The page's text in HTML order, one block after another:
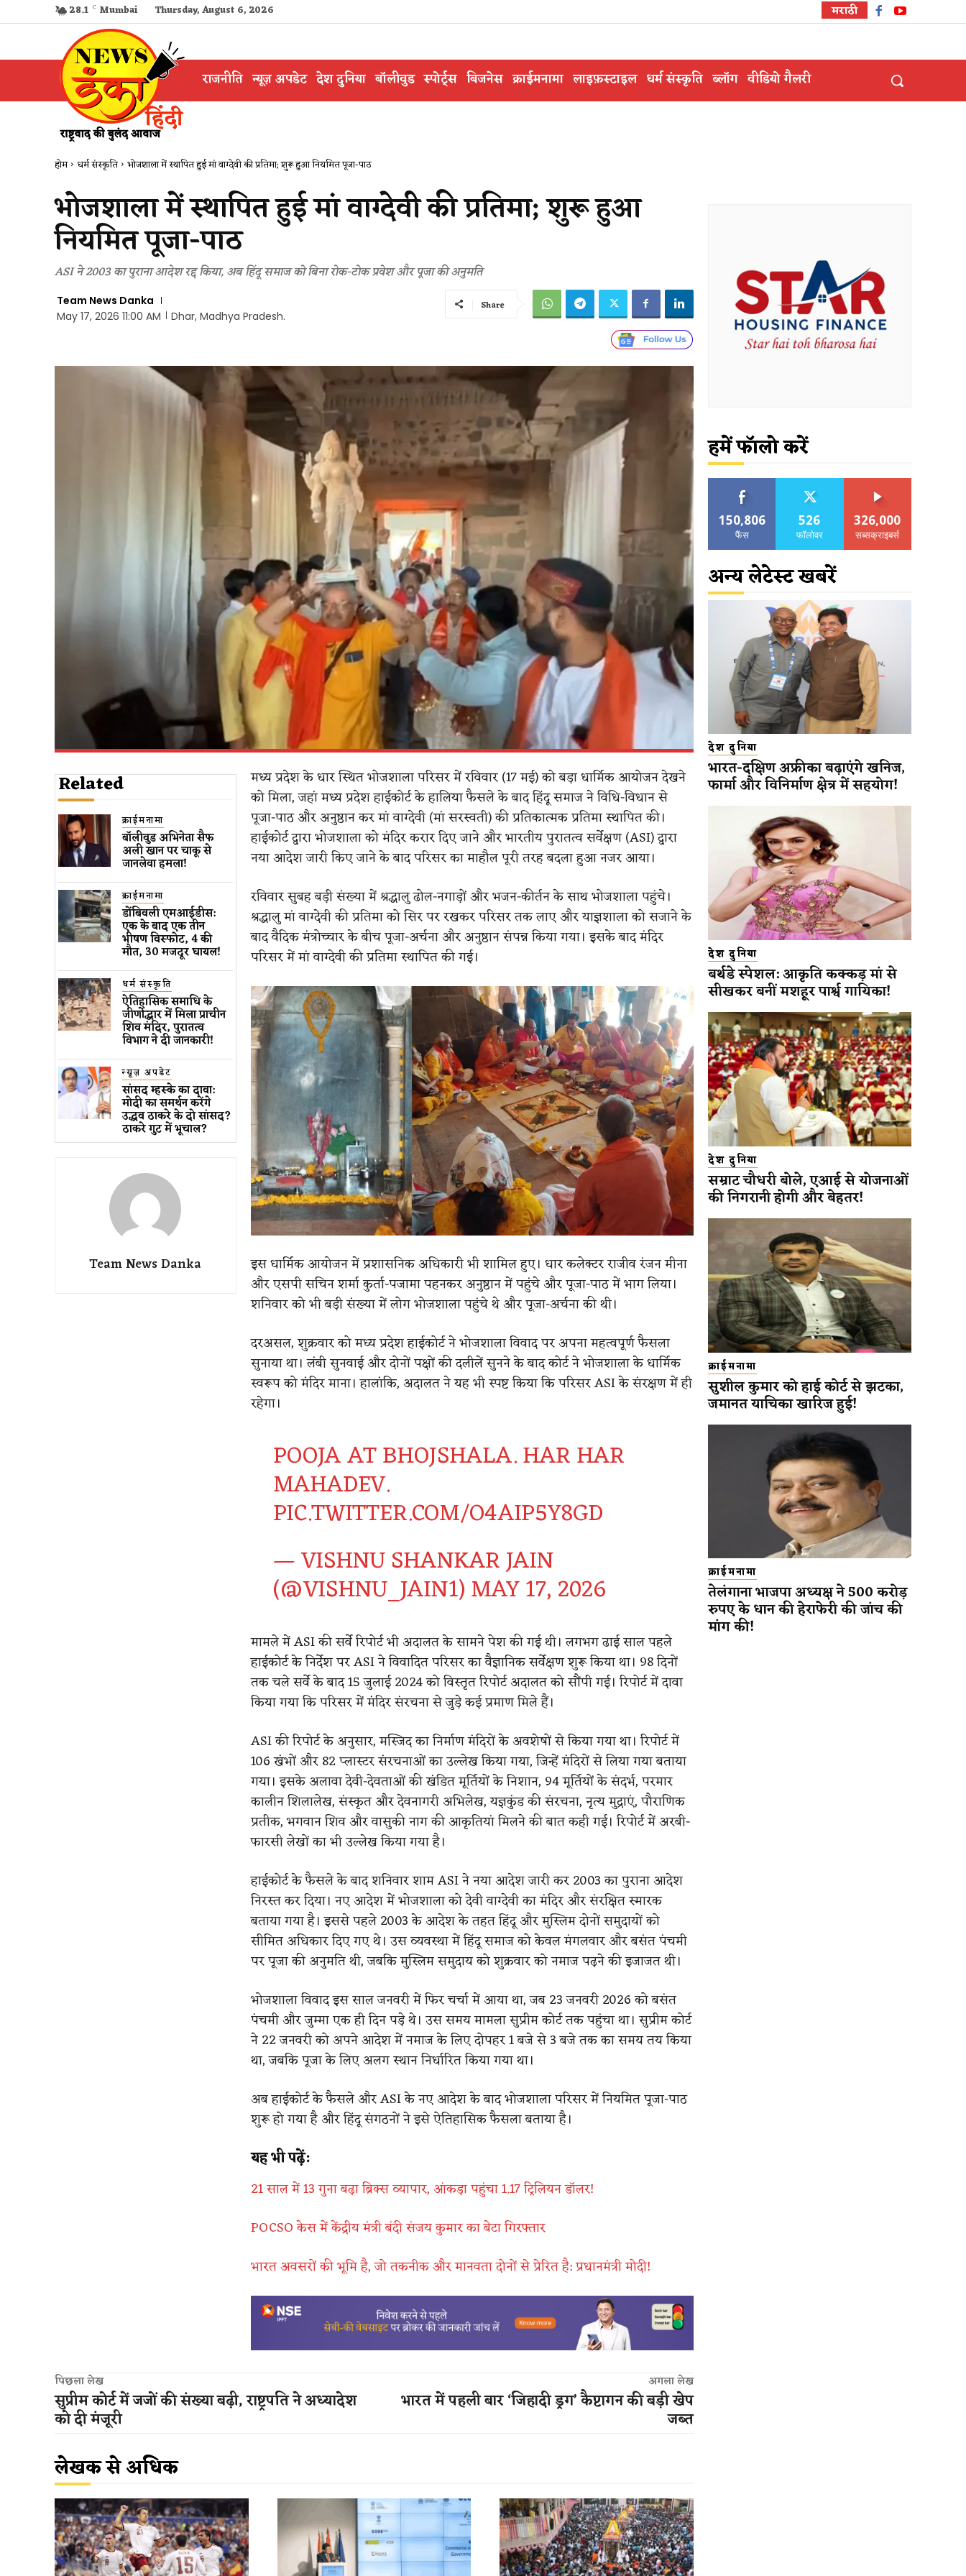
28.1 C Mumbai Thursday, August 6, 2026 मराठी
राजनीति न्यूज़ अपडेट देश दुनिया बॉलीवुड स्पोर्ट्स बिजनेस क्राईमनामा लाइफ़स्टाइल धर्म संस्कृति ब्लॉग वीडियो गैलरी
होम धर्म संस्कृति भोजशाला में स्थापित हुई मां वाग्देवी की प्रतिमा; शुरू हुआ नियमित पूजा-पाठ
भोजशाला में स्थापित हुई मां वाग्देवी की प्रतिमा; शुरू हुआ
नियमित पूजा-पाठ
ASI ने 2003 का पुराना आदेश रद्द किया, अब हिंदू समाज को बिना रोक-टोक प्रवेश और पूजा की अनुमति
Team News Danka
May 17, 2026 11:00 AM
Dhar, Madhya Pradesh.
Share
Related
क्राईमनामा
बॉलीवुड​ अभिनेता सैफ
अली खान पर चाकू से ​
जानलेवा हमला​!
क्राईमनामा
डोंबिवली एमआईडीस:
एक के बाद एक तीन
भीषण विस्फोट, 4 की
मौत, 30 मजदूर घायल!
धर्म संस्कृति
ऐतिहासिक समाधि के
जीर्णोद्धार में मिला प्राचीन
शिव मंदिर, पुरातत्व
विभाग ने दी जानकारी!
न्यूज़ अपडेट
सांसद म्हस्के का दावा:
मोदी का समर्थन करेंगे
उद्धव ठाकरे के दो सांसद?
ठाकरे गुट में भूचाल?
Team News Danka
मध्य प्रदेश के धार स्थित भोजशाला परिसर में रविवार (17 मई) को बड़ा धार्मिक आयोजन देखने
को मिला, जहां मध्य प्रदेश हाईकोर्ट के हालिया फैसले के बाद हिंदू समाज ने विधि-विधान से
पूजा-पाठ और अनुष्ठान कर मां वाग्देवी (मां सरस्वती) की प्रतिकात्मक प्रतिमा स्थापित की।
हाईकोर्ट द्वारा भोजशाला को मंदिर करार दिए जाने और भारतीय पुरातत्व सर्वेक्षण (ASI) द्वारा
नया आदेश जारी किए जाने के बाद परिसर का माहौल पूरी तरह बदला हुआ नजर आया।
रविवार सुबह बड़ी संख्या में श्रद्धालु ढोल-नगाड़ों और भजन-कीर्तन के साथ भोजशाला पहुंचे।
श्रद्धालु मां वाग्देवी की प्रतिमा को सिर पर रखकर परिसर तक लाए और याज्ञशाला को सजाने के
बाद वैदिक मंत्रोच्चार के बीच पूजा-अर्चना और अनुष्ठान संपन्न किया गया। इसके बाद मंदिर
परिसर में मां वाग्देवी की प्रतिमा स्थापित की गई।
इस धार्मिक आयोजन में प्रशासनिक अधिकारी भी शामिल हुए। धार कलेक्टर राजीव रंजन मीना
और एसपी सचिन शर्मा कुर्ता-पजामा पहनकर अनुष्ठान में पहुंचे और पूजा-पाठ में भाग लिया।
शनिवार को भी बड़ी संख्या में लोग भोजशाला पहुंचे थे और पूजा-अर्चना की थी।
दरअसल, शुक्रवार को मध्य प्रदेश हाईकोर्ट ने भोजशाला विवाद पर अपना महत्वपूर्ण फैसला
सुनाया था। लंबी सुनवाई और दोनों पक्षों की दलीलें सुनने के बाद कोर्ट ने भोजशाला के धार्मिक
स्वरूप को मंदिर माना। हालांकि, अदालत ने यह भी स्पष्ट किया कि परिसर ASI के संरक्षण में ही
रहेगा।
POOJA AT BHOJSHALA. HAR HAR
MAHADEV.
PIC.TWITTER.COM/O4AIP5Y8GD
— VISHNU SHANKAR JAIN
(@VISHNU_JAIN1)MAY 17, 2026
मामले में ASI की सर्वे रिपोर्ट भी अदालत के सामने पेश की गई थी। लगभग ढाई साल पहले
हाईकोर्ट के निर्देश पर ASI ने विवादित परिसर का वैज्ञानिक सर्वेक्षण शुरू किया था। 98 दिनों
तक चले सर्वे के बाद 15 जुलाई 2024 को विस्तृत रिपोर्ट अदालत को सौंपी गई। रिपोर्ट में दावा
किया गया कि परिसर में मंदिर संरचना से जुड़े कई प्रमाण मिले हैं।
ASI की रिपोर्ट के अनुसार, मस्जिद का निर्माण मंदिरों के अवशेषों से किया गया था। रिपोर्ट में
106 खंभों और 82 प्लास्टर संरचनाओं का उल्लेख किया गया, जिन्हें मंदिरों से लिया गया बताया
गया। इसके अलावा देवी-देवताओं की खंडित मूर्तियों के निशान, 94 मूर्तियों के संदर्भ, परमार
कालीन शिलालेख, संस्कृत और देवनागरी अभिलेख, यज्ञकुंड की संरचना, नृत्य मुद्राएं, पौराणिक
प्रतीक, भगवान शिव और वासुकी नाग की आकृतियां मिलने की बात कही गई। रिपोर्ट में अरबी-
फारसी लेखों का भी उल्लेख किया गया है।
हाईकोर्ट के फैसले के बाद शनिवार शाम ASI ने नया आदेश जारी कर 2003 का पुराना आदेश
निरस्त कर दिया। नए आदेश में भोजशाला को देवी वाग्देवी का मंदिर और संरक्षित स्मारक
बताया गया है। इससे पहले 2003 के आदेश के तहत हिंदू और मुस्लिम दोनों समुदायों को
सीमित अधिकार दिए गए थे। उस व्यवस्था में हिंदू समाज को केवल मंगलवार और बसंत पंचमी
पर पूजा की अनुमति थी, जबकि मुस्लिम समुदाय को शुक्रवार को नमाज पढ़ने की इजाजत थी।
भोजशाला विवाद इस साल जनवरी में फिर चर्चा में आया था, जब 23 जनवरी 2026 को बसंत
पंचमी और जुम्मा एक ही दिन पड़े थे। उस समय मामला सुप्रीम कोर्ट तक पहुंचा था। सुप्रीम कोर्ट
ने 22 जनवरी को अपने आदेश में नमाज के लिए दोपहर 1 बजे से 3 बजे तक का समय तय किया
था, जबकि पूजा के लिए अलग स्थान निर्धारित किया गया था।
अब हाईकोर्ट के फैसले और ASI के नए आदेश के बाद भोजशाला परिसर में नियमित पूजा-पाठ
शुरू हो गया है और हिंदू संगठनों ने इसे ऐतिहासिक फैसला बताया है।
यह भी पढ़ें:
21 साल में 13 गुना बढ़ा ब्रिक्स व्यापार, आंकड़ा पहुंचा 1.17 ट्रिलियन डॉलर!
POCSO केस में केंद्रीय मंत्री बंदी संजय कुमार का बेटा गिरफ्तार
​भारत अवसरों की भूमि है, जो तकनीक और मानवता दोनों से प्रेरित है: प्रधानमंत्री मोदी!
पिछला लेख
सुप्रीम कोर्ट में जजों की संख्या बढ़ी, राष्ट्रपति ने अध्यादेश
को दी मंजूरी
अगला लेख
भारत में पहली बार ‘जिहादी ड्रग’ कैप्टागन की बड़ी खेप
जब्त
लेखक से अधिक
हमें फॉलो करें
150,806
फैंस
526
फॉलोवर
326,000
सब्सक्राइबर्स
अन्य लेटेस्ट खबरें
देश दुनिया
भारत-दक्षिण अफ्रीका बढ़ाएंगे खनिज,
फार्मा और विनिर्माण क्षेत्र में सहयोग!
देश दुनिया
बर्थडे स्पेशल: आकृति कक्कड़ मां से
सीखकर बनीं मशहूर पार्श्व गायिका!
देश दुनिया
सम्राट चौधरी बोले, एआई से योजनाओं
की निगरानी होगी और बेहतर!
क्राईमनामा
सुशील कुमार को हाई कोर्ट से झटका,
जमानत याचिका खारिज हुई!
क्राईमनामा
तेलंगाना भाजपा अध्यक्ष ने 500 करोड़
रुपए के धान की हेराफेरी की जांच की
मांग की!